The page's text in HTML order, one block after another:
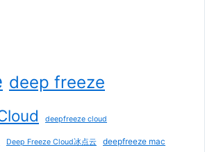
deep freeze
deepfreeze cloud
Deep Freeze Cloud冰点云 deepfreeze mac